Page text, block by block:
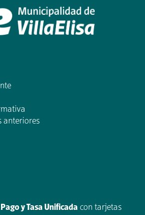
anteriores
y Tasa Unificada con tarjetas